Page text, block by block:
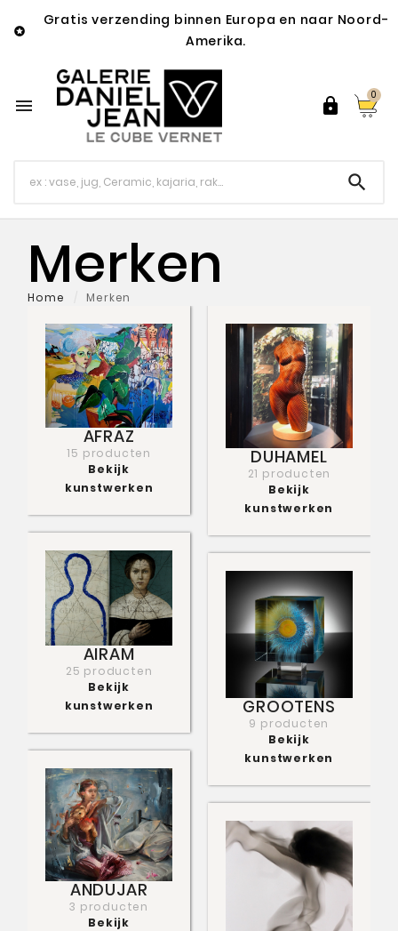

Gratis verzending binnen Europa en naar Noord-
Amerika.
 
0

Merken
Home Merken
AFRAZ
15 producten
Bekijk
kunstwerken
AIRAM
25 producten
Bekijk
kunstwerken
ANDUJAR
3 producten
Bekijk
DUHAMEL
21 producten
Bekijk
kunstwerken
GROOTENS
9 producten
Bekijk
kunstwerken